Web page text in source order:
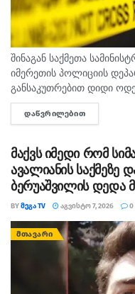
შინაგან საქმეთა
იმერეთის პოლიციის
განსაკუთრებით დიდი
უკანონო შეძენა-
ასევე ნარკოტიკული
ᲓᲐᲬᲕᲠᲘᲚᲔᲑᲘᲗ
მაქვს იმედი რომ
ავალიანის საქმეზე
ბერუაშვილის დედა
BYᲛᲔᲒᲐ TV ᲐᲒᲕᲘᲡᲢᲝ 7, 2026 0
ᲛᲗᲐᲕᲐᲠᲘ